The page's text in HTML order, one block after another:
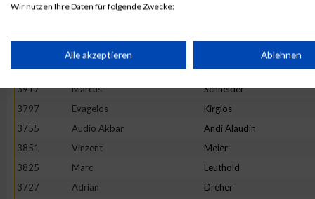
3845
Alexander
Marcin
3768
Katja Roessler
3917
Marcus Schneider
3797
Evagelos Kirgios
3755
Audio Akbar Andi Alaudin
3851
Vinzent Meier
3825
Marc Leuthold
3727
Adrian Dreher
Wir nutzen Ihre Daten für folgende Zwecke:
Speichern von oder Zugriff auf Informationen auf einem
Verwendung reduzierter Daten zur Auswahl von Werbeanzeigen
Verwendung von Profilen zur Auswahl personalisierter Werbung
Alle akzeptieren Ablehnen